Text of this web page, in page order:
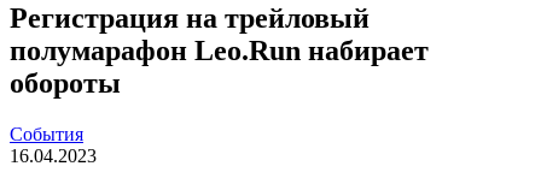
Регистрация на трейловый
полумарафон Leo.Run набирает
обороты
События
16.04.2023